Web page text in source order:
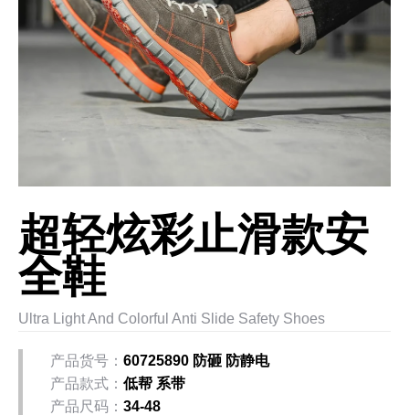
超轻炫彩止滑款安
全鞋
Ultra Light And Colorful Anti Slide Safety Shoes
产品货号： 60725890 防砸 防静电
产品款式： 低帮 系带
产品尺码： 34-48